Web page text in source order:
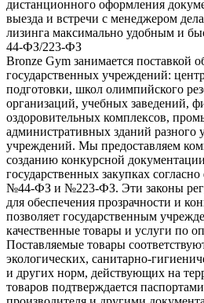
дистанционного оформления
выезда и встречи с менеджером
лизинга максимально удобным и
44-ФЗ/223-ФЗ
Bronze Gym занимается поставкой
государственных учреждений:
подготовки, школ олимпийского
организаций, учебных заведений,
оздоровительных комплексов,
административных зданий разного
учреждений. Мы предоставляем
созданию конкурсной
государственных закупках
№44-ФЗ и №223-ФЗ. Эти законы
для обеспечения прозрачности и
позволяет государственным
качественные товары и услуги по
Поставляемые товары
экологических, санитарно-
и других норм, действующих на
товаров подтверждается